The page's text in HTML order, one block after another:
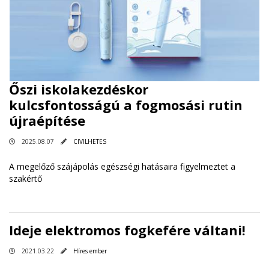
Őszi iskolakezdéskor
kulcsfontosságú a fogmosási rutin
újraépítése
2025.08.07 CIVILHETES
A megelőző szájápolás egészségi hatásaira figyelmeztet a
szakértő
Ideje elektromos fogkefére váltani!
2021.03.22 Híres ember